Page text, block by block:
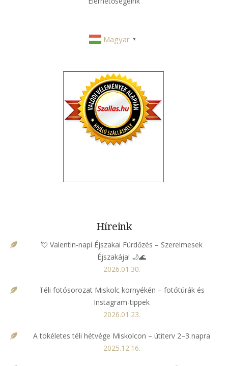
Magyar ▼
Híreink
💘 Valentin‑napi Éjszakai Fürdőzés – Szerelmesek
Éjszakája! 🌙🌊
2026.01.30.
Téli fotósorozat Miskolc környékén – fotótúrák és
Instagram-tippek
2026.01.23.
A tökéletes téli hétvége Miskolcon – útiterv 2–3 napra
2025.12.16.